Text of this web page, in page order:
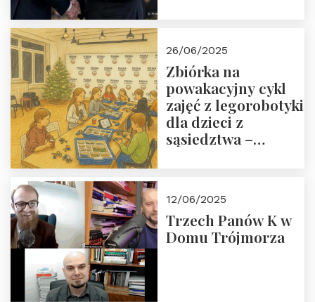
26/06/2025
Zbiórka na
powakacyjny cykl
zajęć z legorobotyki
dla dzieci z
sąsiedztwa –
Fundacji
12/06/2025
Trzech Panów K w
Domu Trójmorza